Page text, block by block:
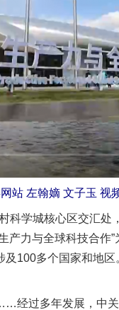
站 左翰嫡 文子玉 视
学城核心区交汇处
产力与全球科技合
100多个国家和地
过多年发展，中